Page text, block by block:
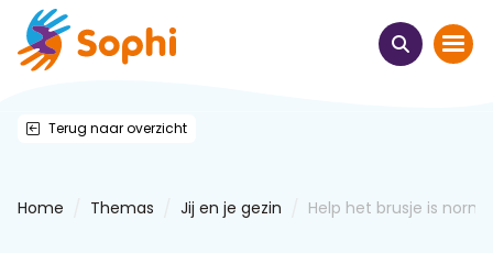
Thema's
Terug naar overzicht
Home Themas Jij en je gezin Help het brusje is